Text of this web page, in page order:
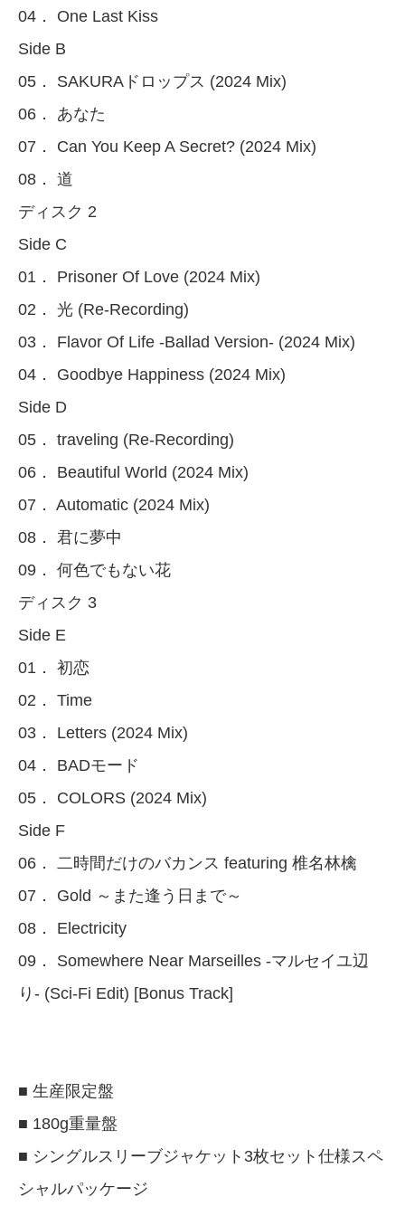
04． One Last Kiss
Side B
05． SAKURAドロップス (2024 Mix)
06． あなた
07． Can You Keep A Secret? (2024 Mix)
08． 道
ディスク 2
Side C
01． Prisoner Of Love (2024 Mix)
02． 光 (Re-Recording)
03． Flavor Of Life -Ballad Version- (2024 Mix)
04． Goodbye Happiness (2024 Mix)
Side D
05． traveling (Re-Recording)
06． Beautiful World (2024 Mix)
07． Automatic (2024 Mix)
08． 君に夢中
09． 何色でもない花
ディスク 3
Side E
01． 初恋
02． Time
03． Letters (2024 Mix)
04． BADモード
05． COLORS (2024 Mix)
Side F
06． 二時間だけのバカンス featuring 椎名林檎
07． Gold ～また逢う日まで～
08． Electricity
09． Somewhere Near Marseilles -マルセイユ辺
り- (Sci-Fi Edit) [Bonus Track]
■ 生産限定盤
■ 180g重量盤
■ シングルスリーブジャケット3枚セット仕様スペ
シャルパッケージ